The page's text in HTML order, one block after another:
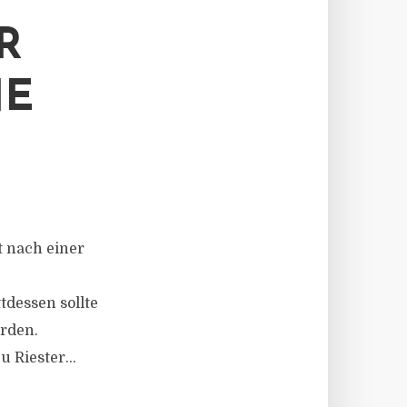
nach einer
sollte
Riester...